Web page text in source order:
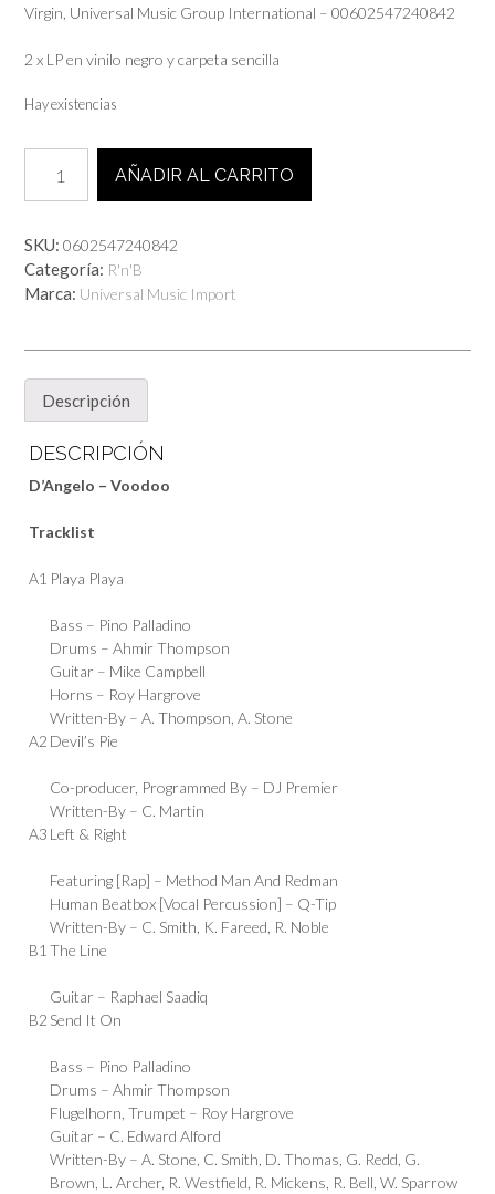
Virgin, Universal Music Group International – 00602547240842
2 x LP en vinilo negro y carpeta sencilla
Hay existencias
Voodoo
AÑADIR AL CARRITO
SKU: 0602547240842
Categoría: R'n'B
Marca: Universal Music Import
Descripción
DESCRIPCIÓN
D’Angelo – Voodoo
Tracklist
A1 Playa Playa
Bass – Pino Palladino
Drums –Ahmir Thompson
Guitar – Mike Campbell
Horns – Roy Hargrove
Written-By –A. Thompson ,A. Stone
A2 Devil’s Pie
Co-producer, Programmed By – DJ Premier
Written-By – C. Martin
A3 Left & Right
Featuring [Rap] – Method Man And Redman
Human Beatbox [Vocal Percussion] – Q-Tip
Written-By – C. Smith K. Fareed R. Noble
B1 The Line
Guitar – Raphael Saadiq
B2 Send It On
Bass – Pino Palladino
Drums –Ahmir Thompson
Flugelhorn, Trumpet – Roy Hargrove
Guitar – C. Edward Alford
Written-By –A. Stone C. Smith D. Thomas G. Redd G.
Brown L. Archer, R. Westfield R. Mickens R. Bell ,W. Sparrow